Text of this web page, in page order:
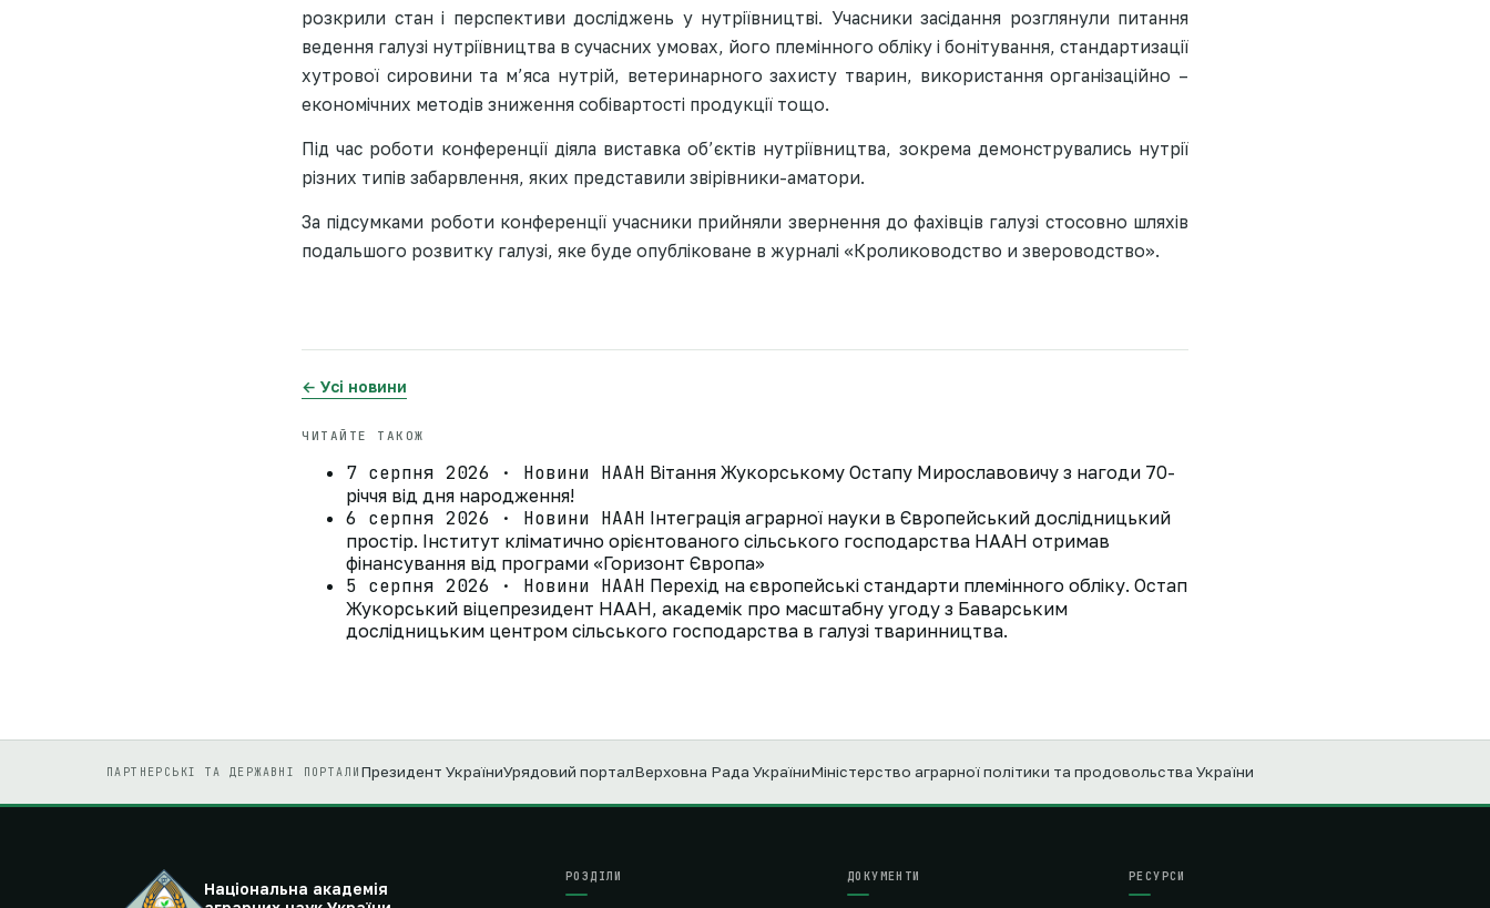
розкрили стан і перспективи досліджень у нутріївництві. Учасники засідання розглянули питання
ведення галузі нутріївництва в сучасних умовах, його племінного обліку і бонітування, стандартизації
хутрової сировини та м’яса нутрій, ветеринарного захисту тварин, використання організаційно –
економічних методів зниження собівартості продукції тощо.
Під час роботи конференції діяла виставка об’єктів нутріївництва, зокрема демонструвались нутрії
різних типів забарвлення, яких представили звірівники-аматори.
За підсумками роботи конференції учасники прийняли звернення до фахівців галузі стосовно шляхів
подальшого розвитку галузі, яке буде опубліковане в журналі «Кролиководство и звероводство».
← Усі новини
ЧИТАЙТЕ ТАКОЖ
7 серпня 2026 · Новини НААН Вітання Жукорському Остапу Мирославовичу з нагоди 70-
річчя від дня народження!
6 серпня 2026 · Новини НААН Інтеграція аграрної науки в Європейський дослідницький
простір. Інститут кліматично орієнтованого сільського господарства НААН отримав
фінансування від програми «Горизонт Європа»
5 серпня 2026 · Новини НААН Перехід на європейські стандарти племінного обліку. Остап
Жукорський віцепрезидент НААН, академік про масштабну угоду з Баварським
дослідницьким центром сільського господарства в галузі тваринництва.
ПАРТНЕРСЬКІ ТА ДЕРЖАВНІ ПОРТАЛИ Президент УкраїниУрядовий порталВерховна Рада УкраїниМіністерство аграрної політики та продовольства України
Національна академія
РОЗДІЛИ ДОКУМЕНТИ РЕСУРСИ